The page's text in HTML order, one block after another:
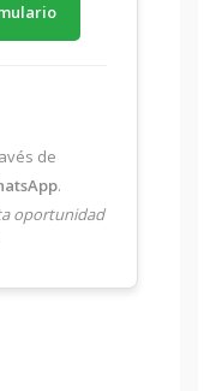
de
.
oportunidad